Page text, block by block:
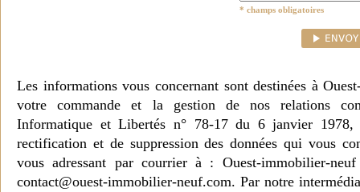
* champs obligatoires
Les informations vous concernant sont destinées à
votre commande et la gestion de nos relations
Informatique et Libertés n° 78-17 du 6 janvier 1978,
rectification et de suppression des données qui vous
vous adressant par courrier à : Ouest-immobilier-
contact@ouest-immobilier-neuf.com. Par notre